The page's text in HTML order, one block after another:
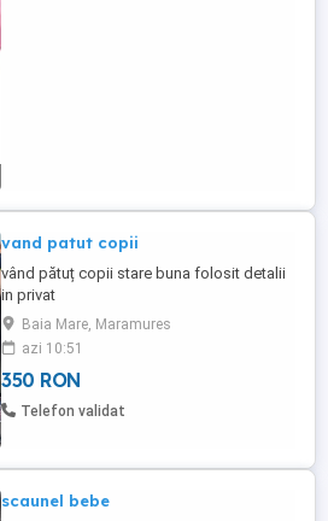
vand patut copii
vând pătuț copii stare buna folosit detalii
in privat
Baia Mare, Maramures
azi 10:51
350 RON
Telefon validat
scaunel bebe